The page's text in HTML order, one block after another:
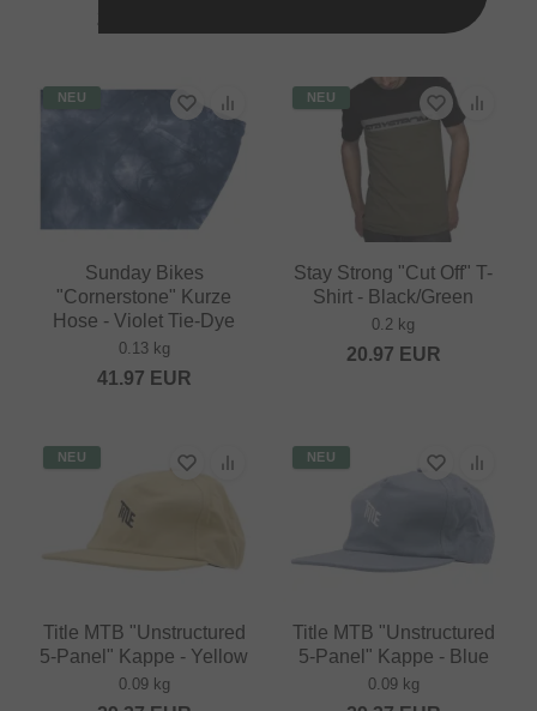
NEU
Sunday Bikes
"Cornerstone" Kurze
Hose - Violet Tie-Dye
0.13 kg
41.97 EUR
NEU
Stay Strong "Cut Off" T-
Shirt - Black/Green
0.2 kg
20.97 EUR
NEU
Title MTB "Unstructured
5-Panel" Kappe - Yellow
0.09 kg
NEU
Title MTB "Unstructured
5-Panel" Kappe - Blue
0.09 kg